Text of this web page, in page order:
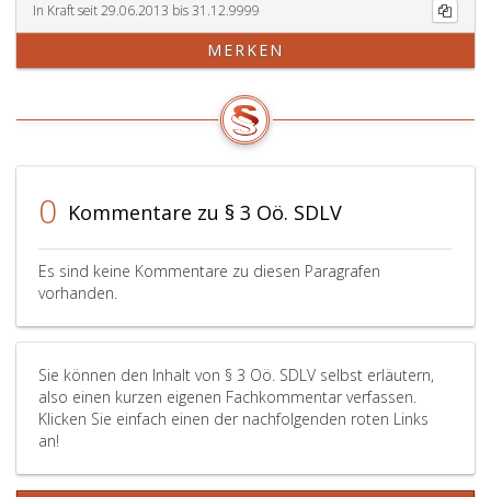
In Kraft seit 29.06.2013 bis 31.12.9999
MERKEN
0 Kommentare zu § 3 Oö. SDLV
Es sind keine Kommentare zu diesen Paragrafen
vorhanden.
Sie können den Inhalt von § 3 Oö. SDLV selbst erläutern,
also einen kurzen eigenen Fachkommentar verfassen.
Klicken Sie einfach einen der nachfolgenden roten Links
an!